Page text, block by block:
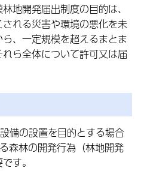
地開発届出制度の目的は、
れる災害や環境の悪化を未
、一定規模を超えるまとま
ら全体について許可又は届
備の設置を目的とする場合
森林の開発行為（林地開発
す。